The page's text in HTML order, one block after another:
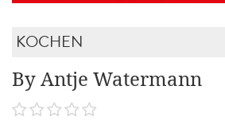
KOCHEN
By Antje Watermann